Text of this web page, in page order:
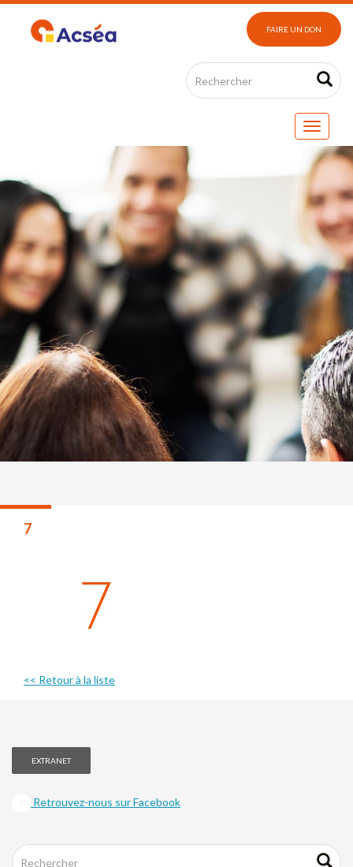
FAIRE UN DON
7
<< Retour à la liste
EXTRANET
Retrouvez-nous sur Facebook